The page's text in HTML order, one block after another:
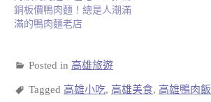
銅板價鴨肉麵！總是人潮滿
滿的鴨肉麵老店
Posted in 高雄旅遊
Tagged 高雄小吃, 高雄美食, 高雄鴨肉飯